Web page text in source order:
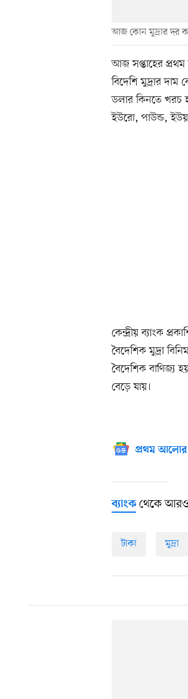
আজ কোন মুদ্রার দর
আজ সপ্তাহের প্রথম
বিদেশি মুদ্রার
ডলার কিনতে খরচ
ইউরো, পাউন্ড,
কেন্দ্রীয় ব্যাংক
বৈদেশিক মুদ্রা
বৈদেশিক বাণিজ্য
বেড়ে যায়।
প্রথম
ব্যাংকথেকে
টাকা মুদ্রা